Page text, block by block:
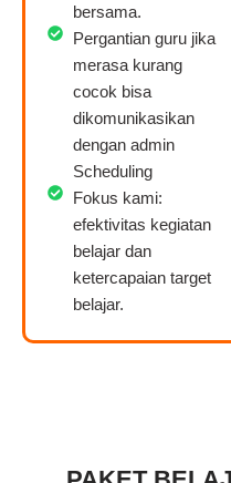
bersama.
Pergantian guru jika
merasa kurang
cocok bisa
dikomunikasikan
dengan admin
Scheduling
Fokus kami:
efektivitas kegiatan
belajar dan
ketercapaian target
belajar.